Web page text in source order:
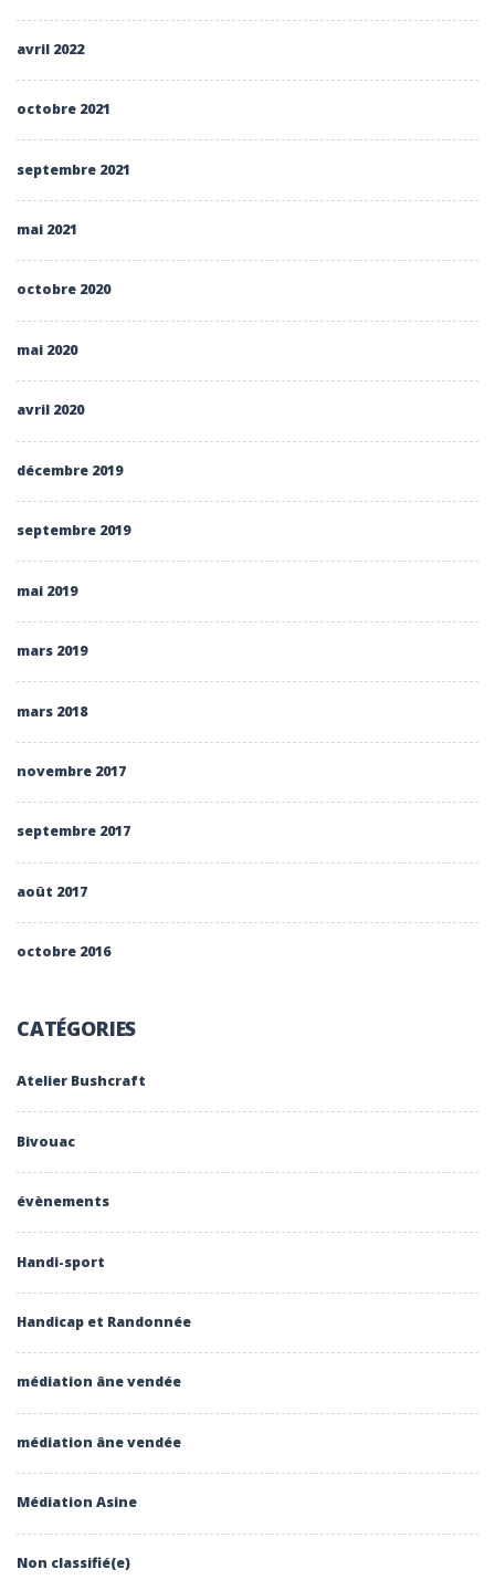
avril 2022
octobre 2021
septembre 2021
mai 2021
octobre 2020
mai 2020
avril 2020
décembre 2019
septembre 2019
mai 2019
mars 2019
mars 2018
novembre 2017
septembre 2017
août 2017
octobre 2016
CATÉGORIES
Atelier Bushcraft
Bivouac
évènements
Handi-sport
Handicap et Randonnée
médiation âne vendée
médiation âne vendée
Médiation Asine
Non classifié(e)